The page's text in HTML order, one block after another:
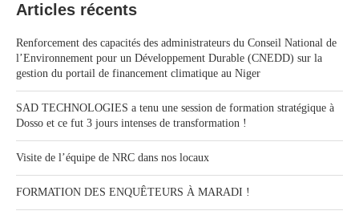
Articles récents
Renforcement des capacités des administrateurs du Conseil National de
l’Environnement pour un Développement Durable (CNEDD) sur la
gestion du portail de financement climatique au Niger
SAD TECHNOLOGIES a tenu une session de formation stratégique à
Dosso et ce fut 3 jours intenses de transformation !
Visite de l’équipe de NRC dans nos locaux
FORMATION DES ENQUÊTEURS À MARADI !